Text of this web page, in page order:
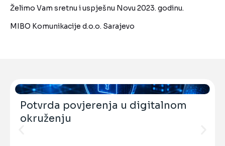
Želimo Vam sretnu i uspješnu Novu 2023. godinu.
MIBO Komunikacije d.o.o. Sarajevo
Potvrda povjerenja u digitalnom
okruženju